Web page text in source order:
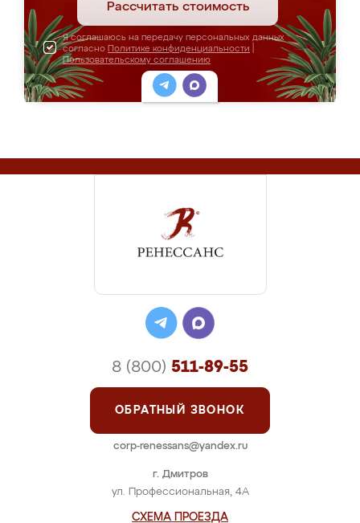
Рассчитать стоимость
Я соглашаюсь на передачу персональных данных
согласно Политике конфиденциальности
Пользовательскому соглашению
г. Дмитров
ул. Профессиональная, 4А
СХЕМА ПРОЕЗДА
8 (800) 511-89-55
ОБРАТНЫЙ ЗВОНОК
corp-renessans@yandex.ru